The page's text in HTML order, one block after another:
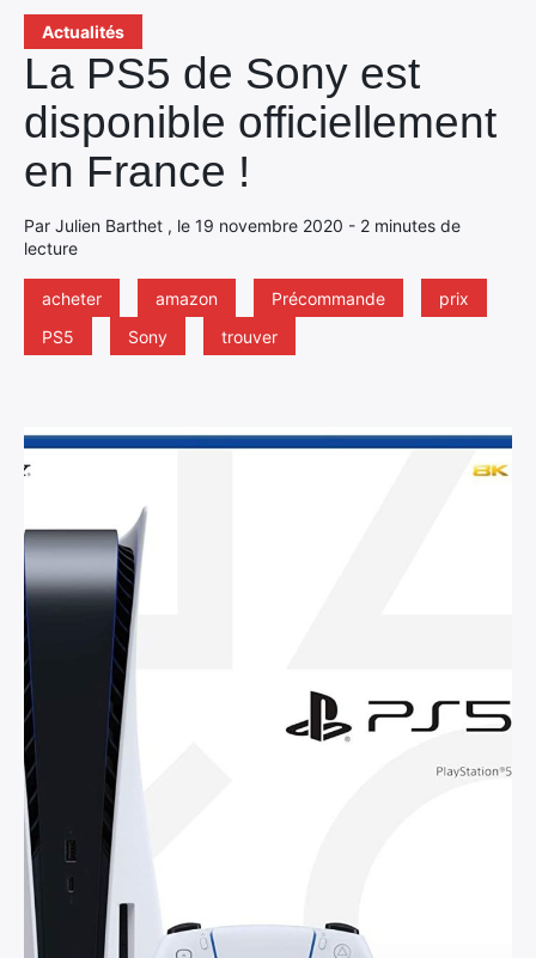
Actualités
La PS5 de Sony est
disponible officiellement
en France !
Par Julien Barthet , le 19 novembre 2020 - 2 minutes de
lecture
acheter amazon Précommande
prix
PS5
Sony trouver